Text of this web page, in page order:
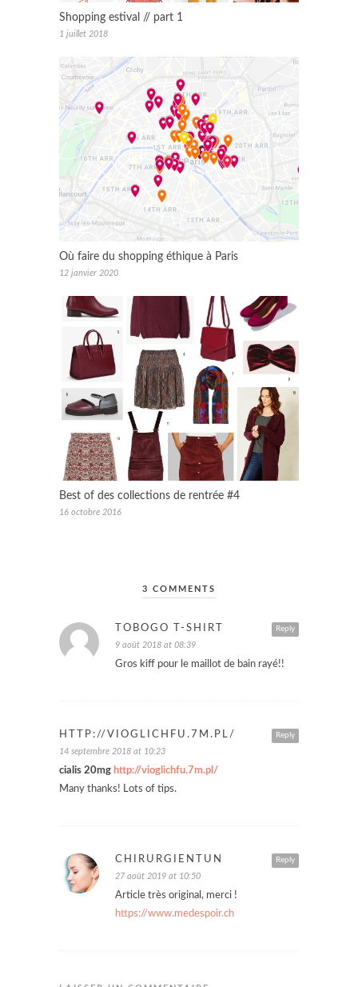
Shopping estival // part 1
1 juillet 2018
Où faire du shopping éthique à Paris
12 janvier 2020
Best of des collections de rentrée #4
16 octobre 2016
3 COMMENTS
Reply
TOBOGO T-SHIRT
9 août 2018 at 08:39
Gros kiff pour le maillot de bain rayé!!
Reply
HTTP://VIOGLICHFU.7M.PL/
14 septembre 2018 at 10:23
cialis 20mg http://vioglichfu.7m.pl/
Many thanks! Lots of tips.
Reply
CHIRURGIENTUN
27 août 2019 at 10:50
Article très original, merci !
https://www.medespoir.ch